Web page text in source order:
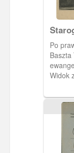
Po
Baszta
Widok